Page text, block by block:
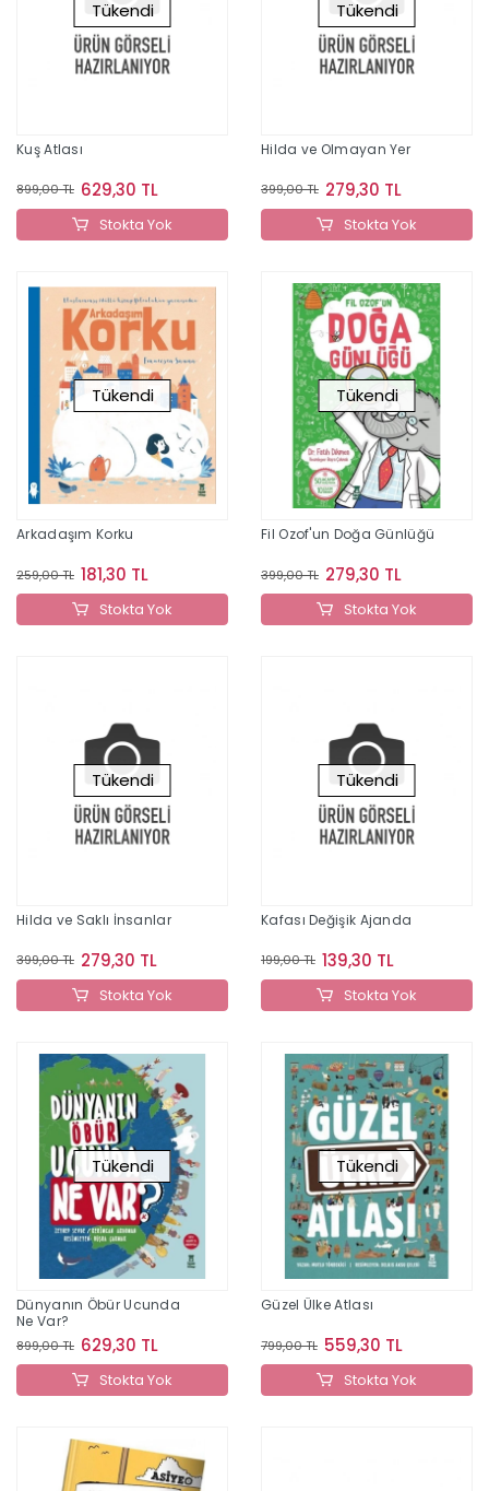
Tükendi
Kuş Atlası
899,00 TL 629,30 TL
Stokta Yok
Tükendi
Hilda ve Olmayan Yer
399,00 TL 279,30 TL
Stokta Yok
Tükendi
Arkadaşım Korku
259,00 TL 181,30 TL
Stokta Yok
Tükendi
Fil Ozof'un Doğa Günlüğü
399,00 TL 279,30 TL
Stokta Yok
Tükendi
Hilda ve Saklı İnsanlar
399,00 TL 279,30 TL
Stokta Yok
Tükendi
Kafası Değişik Ajanda
199,00 TL 139,30 TL
Stokta Yok
Tükendi
Dünyanın Öbür Ucunda
Ne Var?
899,00 TL 629,30 TL
Stokta Yok
Tükendi
Güzel Ülke Atlası
799,00 TL 559,30 TL
Stokta Yok